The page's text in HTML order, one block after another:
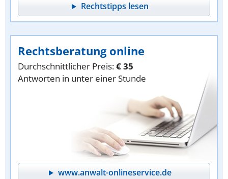
Rechtstipps lesen
Rechtsberatung online
Durchschnittlicher Preis:€ 35
Antworten in unter einer Stunde
www.anwalt-onlineservice.de